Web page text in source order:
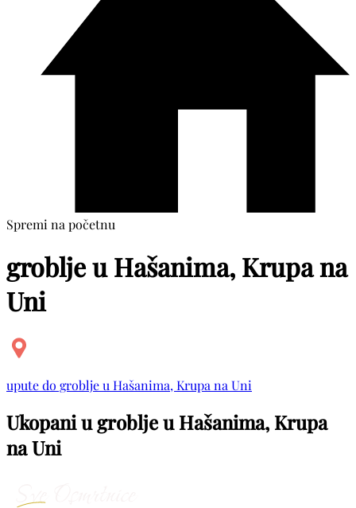
Spremi na početnu
groblje u Hašanima, Krupa na
Uni
upute do groblje u Hašanima, Krupa na Uni
Ukopani u groblje u Hašanima, Krupa
na Uni